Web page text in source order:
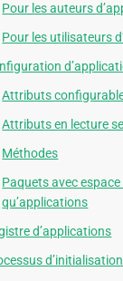
Pour les auteurs
Pour les utilisateurs
Attributs
Attributs en lecture
Méthodes
Paquets avec
qu’applications
d’applications
d’initialisation